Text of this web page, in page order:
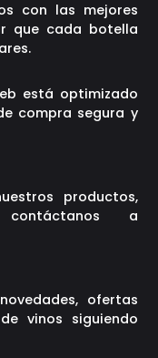
con las mejores
que cada botella
está optimizado
compra segura y
productos,
a
ofertas
vinos siguiendo